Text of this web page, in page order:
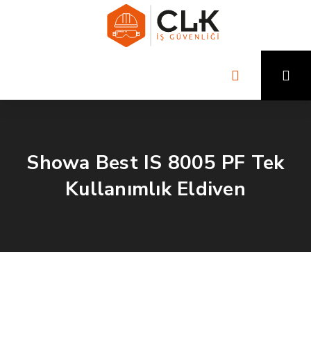
Showa Best IS 8005 PF Tek
Kullanımlık Eldiven